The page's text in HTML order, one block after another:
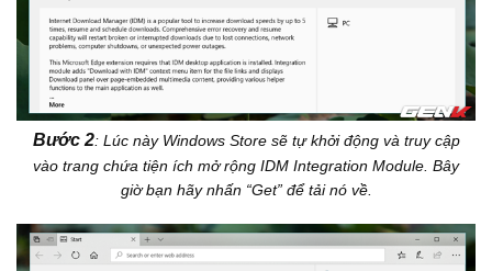
Bước 2: Lúc này Windows Store sẽ tự khởi động và truy cập
vào trang chứa tiện ích mở rộng IDM Integration Module. Bây
giờ bạn hãy nhấn “Get” để tải nó về.